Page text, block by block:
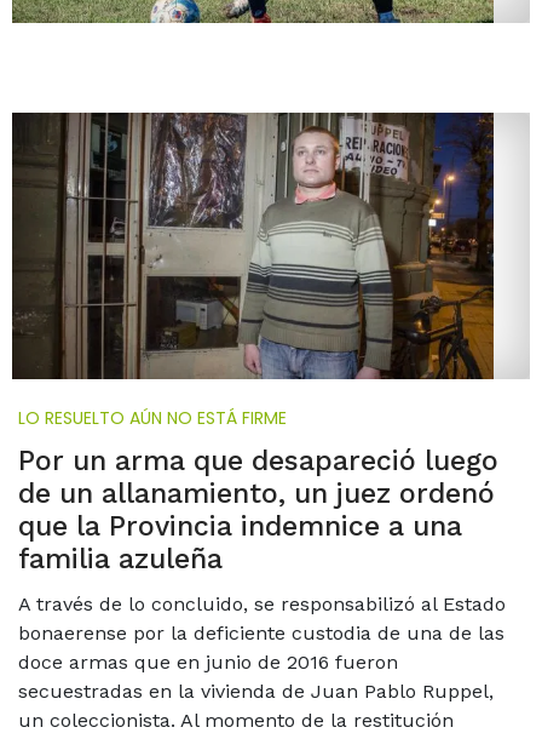
LO RESUELTO AÚN NO ESTÁ FIRME
Por un arma que desapareció luego
de un allanamiento, un juez ordenó
que la Provincia indemnice a una
familia azuleña
A través de lo concluido, se responsabilizó al Estado
bonaerense por la deficiente custodia de una de las
doce armas que en junio de 2016 fueron
secuestradas en la vivienda de Juan Pablo Ruppel,
un coleccionista. Al momento de la restitución